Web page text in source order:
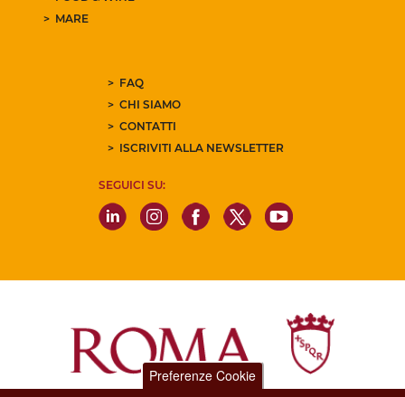
MARE
FAQ
CHI SIAMO
CONTATTI
ISCRIVITI ALLA NEWSLETTER
SEGUICI SU:
Preferenze Cookie